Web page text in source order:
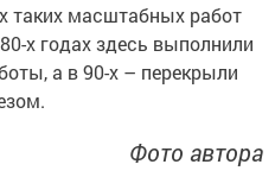
таких масштабных работ
х годах здесь выполнили
а в 90-х – перекрыли
Фото автора